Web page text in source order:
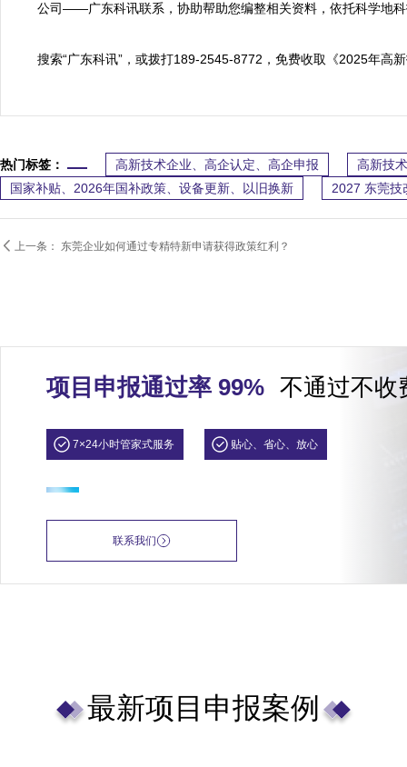
公司——广东科讯联系，协助帮助您编整相关资料，依托科学地
搜索“广东科讯”，或拨打189-2545-8772，免费收取《2025年高
热门标签： 高新技术企业、高企认定、高企申报
高新技
国家补贴、2026年国补政策、设备更新、以旧换新
2027 东莞技
 上一条： 东莞企业如何通过专精特新申请获得政策红利？
项目申报通过率 99% 不通过不收
7×24小时管家式服务 贴心、省心、放心
联系我们
最新项目申报案例